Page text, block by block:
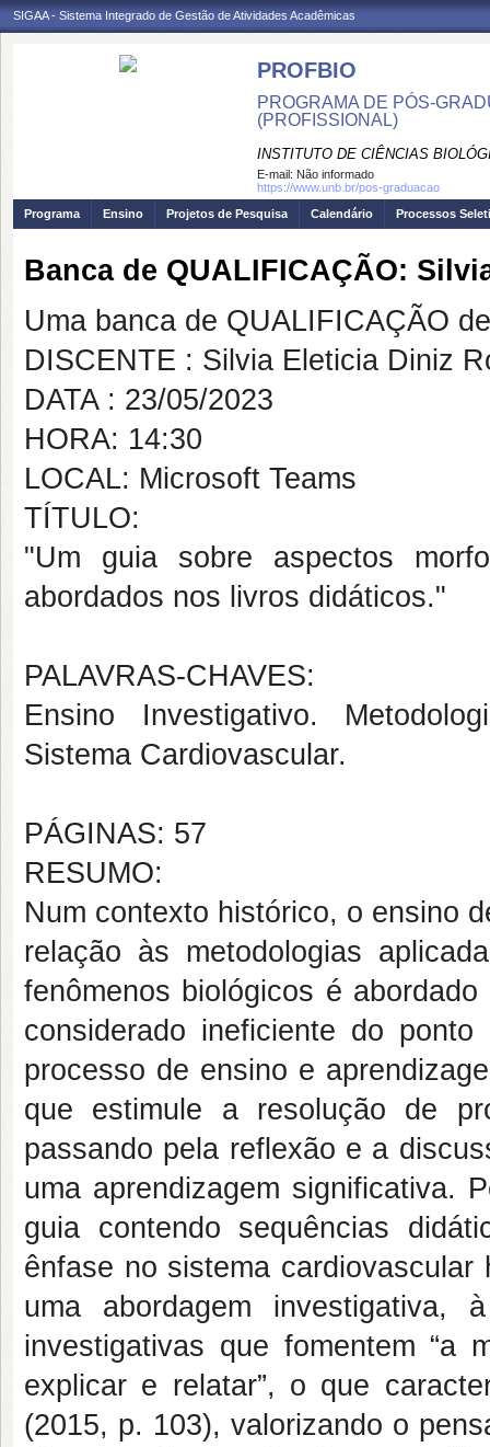
SIGAA - Sistema Integrado de Gestão de Atividades Acadêmicas
PROFBIO
PROGRAMA DE PÓS-
(PROFISSIONAL)
INSTITUTO DE CIÊNCIAS
E-mail: Não informado
https://www.unb.br/pos-graduacao
Programa
Ensino Projetos de Pesquisa Calendário Processos
Banca de QUALIFICAÇÃO:
Uma banca de QUALIFICAÇÃO
DISCENTE : Silvia Eleticia Diniz
DATA : 23/05/2023
HORA: 14:30
LOCAL: Microsoft Teams
TÍTULO:
"Um guia sobre aspectos
abordados nos livros didáticos."
PALAVRAS-CHAVES:
Ensino Investigativo.
Sistema Cardiovascular.
PÁGINAS: 57
RESUMO:
Num contexto histórico, o ensino
relação às metodologias
fenômenos biológicos é
considerado ineficiente do
processo de ensino e
que estimule a resolução de
passando pela reflexão e a
uma aprendizagem significativa.
guia contendo sequências
ênfase no sistema
uma abordagem investigativa,
investigativas que fomentem “a
explicar e relatar”, o que
(2015, p. 103), valorizando o